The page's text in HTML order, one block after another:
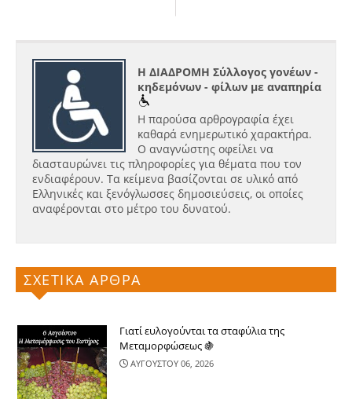
Η ΔΙΑΔΡΟΜΗ Σύλλογος γονέων -
κηδεμόνων - φίλων με αναπηρία
Η παρούσα αρθρογραφία έχει
καθαρά ενημερωτικό χαρακτήρα.
Ο αναγνώστης οφείλει να
διασταυρώνει τις πληροφορίες για θέματα που τον
ενδιαφέρουν. Τα κείμενα βασίζονται σε υλικό από
Ελληνικές και ξενόγλωσσες δημοσιεύσεις, οι οποίες
αναφέρονται στο μέτρο του δυνατού.
ΣΧΕΤΙΚΑ ΑΡΘΡΑ
Γιατί ευλογούνται τα σταφύλια της
Μεταμορφώσεως 🍇
ΑΥΓΟΥΣΤΟΥ 06, 2026